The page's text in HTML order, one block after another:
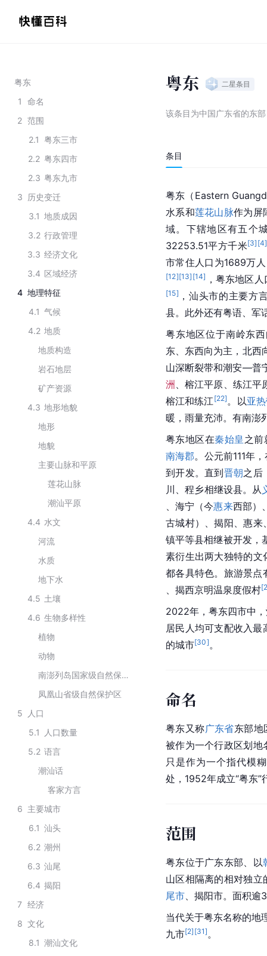
粤东
1
命名
2 范围
2.1 粤东三市
2.2 粤东四市
2.3 粤东九市
3
历史变迁
3.1 地质成因
3.2 行政管理
3.3 经济文化
3.4 区域经济
4 地理特征
4.1 气候
4.2 地质
地质构造
岩石地层
矿产资源
4.3 地形地貌
地形
地貌
主要山脉和平原
莲花山脉
潮汕平原
4.4 水文
河流
水质
地下水
4.5 土壤
4.6 生物多样性
植物
动物
南澎列岛国家级自然保护区
凤凰山省级自然保护区
5
人口
5.1
人口数量
5.2 语言
潮汕话
客家方言
6 主要城市
6.1 汕头
6.2 潮州
6.3 汕尾
6.4 揭阳
7 经济
8 文化
8.1 潮汕文化
粤东 二星条目
该条目为中国广东省的东部
条目
粤东（Eastern
水系和莲花山脉作为屏
域。下辖地区有五个
32253.51平方千米[3] [4]
市常住人口为1689万
[12][13] [14] ，粤东地区
[15] ，汕头市的主要方
县。此外还有粤语、军
粤东地区位于南岭东
东、东西向为主，北西
山深断裂带和潮安—普
洲 、榕江平原、练江平
榕江和练江 [22] 。以亚
暖，雨量充沛。有南澎
粤东地区在秦始皇 之前
南海郡。公元前111年
到开发。直到晋朝之后
川、程乡相继设县。从
、海宁（今惠来西部）
古城村）、揭阳、惠来
镇平等县相继被开发，
素衍生出两大独特的文
都各具特色。旅游景点
、揭西京明温泉度假村[
2022年，粤东四市中
居民人均可支配收入
的城市[30] 。
命名
粤东又称广东省东部地
被作为一个行政区划地
只是作为一个指代模
处，1952年成立“粤东
范围
粤东位于广东东部、以
山区相隔离的相对独
尾市
揭阳市。面积逾
当代关于粤东名称的地
九市[2] [31] 。